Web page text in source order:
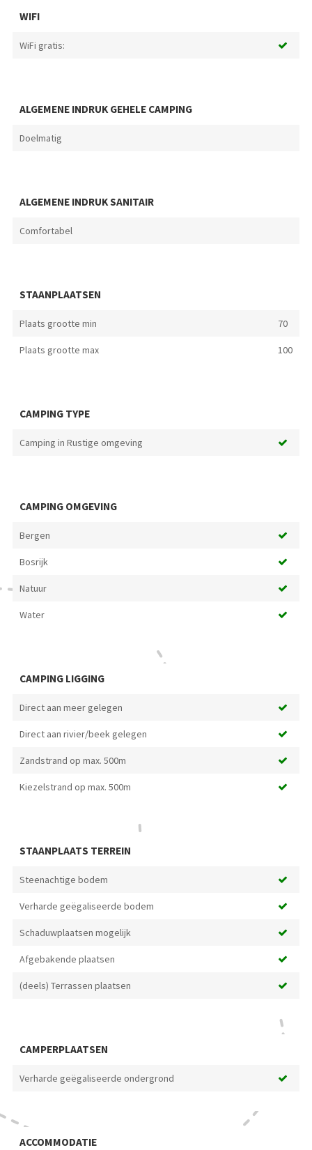
WIFI
WiFi gratis:
ALGEMENE INDRUK GEHELE CAMPING
Doelmatig
ALGEMENE INDRUK SANITAIR
Comfortabel
STAANPLAATSEN
Plaats grootte min 70
Plaats grootte max 100
CAMPING TYPE
Camping in Rustige omgeving
CAMPING OMGEVING
Bergen
Bosrijk
Natuur
Water
CAMPING LIGGING
Direct aan meer gelegen
Direct aan rivier/beek gelegen
Zandstrand op max. 500m
Kiezelstrand op max. 500m
STAANPLAATS TERREIN
Steenachtige bodem
Verharde geëgaliseerde bodem
Schaduwplaatsen mogelijk
Afgebakende plaatsen
(deels) Terrassen plaatsen
CAMPERPLAATSEN
Verharde geëgaliseerde ondergrond
ACCOMMODATIE